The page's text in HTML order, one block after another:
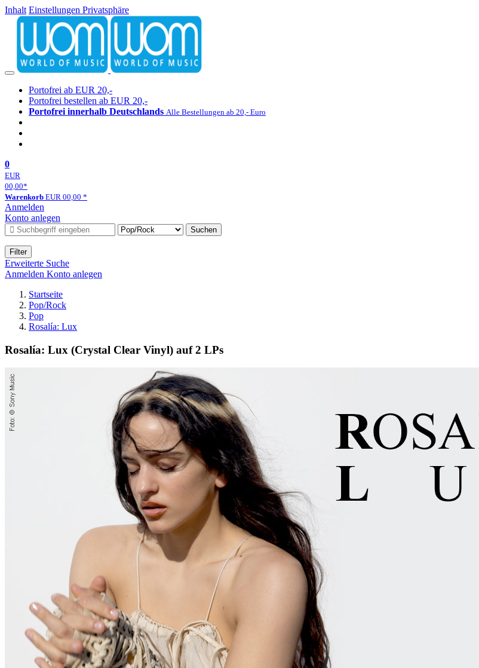
Inhalt Einstellungen Privatsphäre
Portofrei ab EUR 20,-
Portofrei bestellen ab EUR 20,-
Portofrei innerhalb Deutschlands Alle Bestellungen ab 20,- Euro
0
EUR
00,00*
Warenkorb EUR 00,00 *
Anmelden
Konto anlegen
Suchen
Filter
Erweiterte Suche
Anmelden Konto anlegen
Startseite
Pop/Rock
Pop
Rosalía: Lux
Rosalía: Lux (Crystal Clear Vinyl) auf 2 LPs